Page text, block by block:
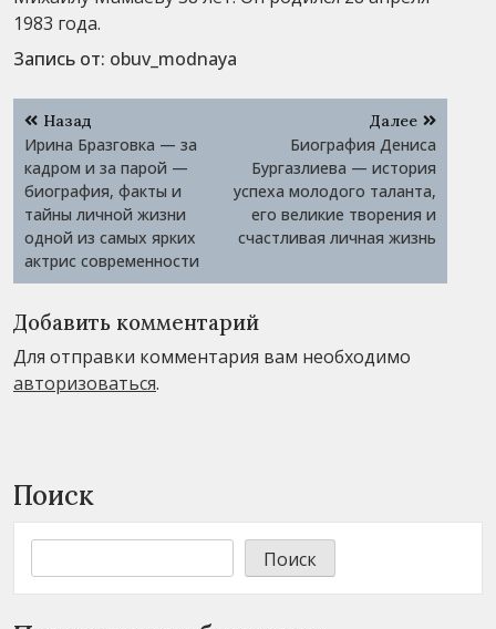
1983 года.
Запись от: obuv_modnaya
Навигация
по
записям
Назад
Ирина Бразговка — за
кадром и за парой —
биография, факты и
тайны личной жизни
одной из самых ярких
актрис современности
Далее
Биография Дениса
Бургазлиева — история
успеха молодого таланта,
его великие творения и
счастливая личная жизнь
Добавить комментарий
Для отправки комментария вам необходимо
авторизоваться.
Поиск
Поиск